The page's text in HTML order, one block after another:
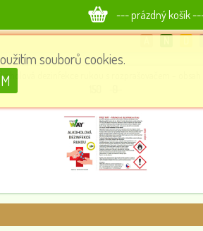
--- prázdný košík
dezinfekce rukou s rozprašovačem - obsah
souborů cookies.